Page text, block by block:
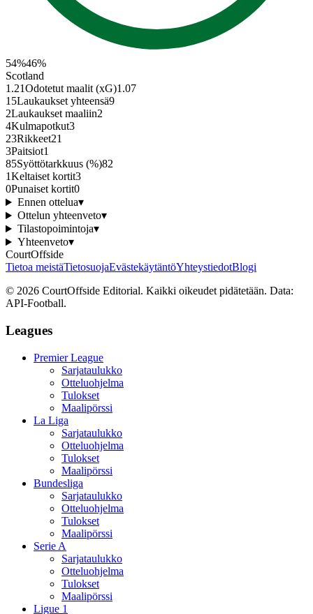
54%46%
Scotland
1.21Odotetut maalit (xG)1.07
15Laukaukset yhteensä9
2Laukaukset maaliin2
4Kulmapotkut3
23Rikkeet21
3Paitsiot1
85Syöttötarkkuus (%)82
1Keltaiset kortit3
0Punaiset kortit0
Ennen ottelua▾
Ottelun yhteenveto▾
Tilastopoimintoja▾
Yhteenveto▾
CourtOffside
Tietoa meistäTietosuojaEvästekäytäntöYhteystiedotBlogi
© 2026 CourtOffside Editorial. Kaikki oikeudet pidätetään. Data:
API-Football.
Leagues
Premier League
Sarjataulukko
Otteluohjelma
Tulokset
Maalipörssi
La Liga
Sarjataulukko
Otteluohjelma
Tulokset
Maalipörssi
Bundesliga
Sarjataulukko
Otteluohjelma
Tulokset
Maalipörssi
Serie A
Sarjataulukko
Otteluohjelma
Tulokset
Maalipörssi
Ligue 1